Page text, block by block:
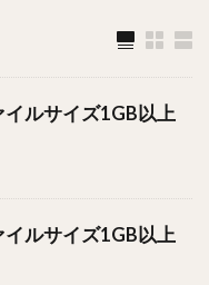
ルサイズ1GB以上
ルサイズ1GB以上